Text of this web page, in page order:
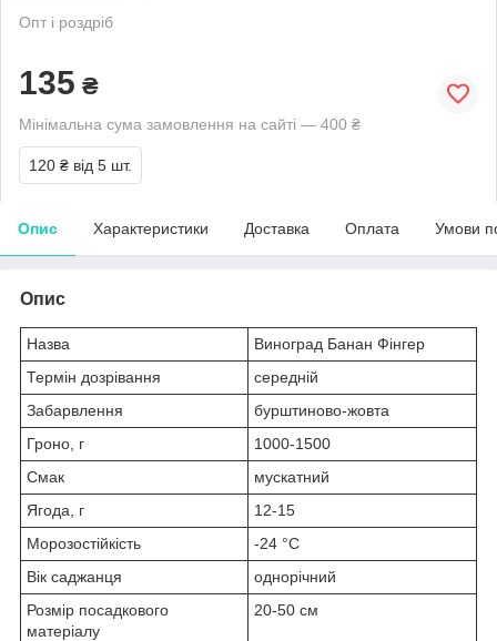
Опт і роздріб
135 ₴
Мінімальна сума замовлення на сайті — 400 ₴
120 ₴ від 5 шт.
Опис Характеристики Доставка Оплата Умови
Опис
Назва
Виноград Банан Фінгер
Термін дозрівання
середній
Забарвлення
бурштиново-жовта
Гроно, г
1000-1500
Смак
мускатний
Ягода, г
12-15
Морозостійкість
-24 °С
Вік саджанця
однорічний
Розмір посадкового
матеріалу
20-50 см